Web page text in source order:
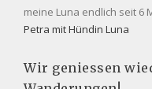
meine Luna endlich seit 6
Petra mit Hündin Luna
Wir geniessen